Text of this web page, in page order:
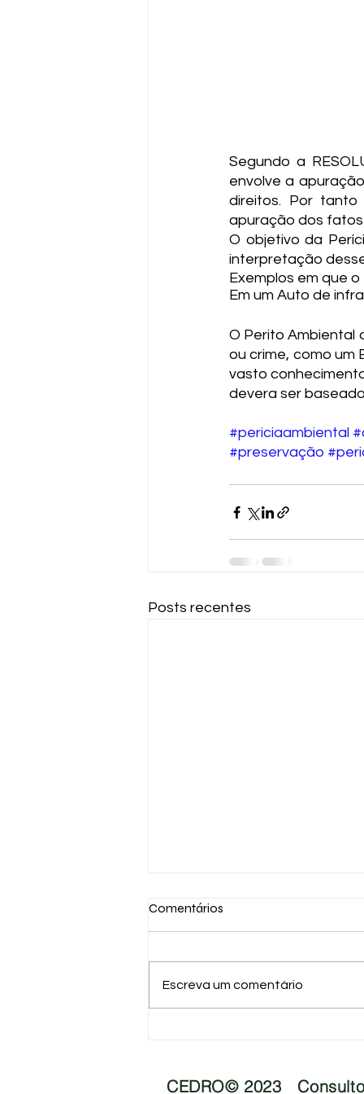
Segundo a
envolve a
direitos. Por
apuração dos
O objetivo da
interpretação
Exemplos em que
Em um Auto de
O Perito Ambiental
ou crime, como um
vasto
devera ser
#periciaambiental
#preservação
Posts recentes
Comentários
Escreva um comentário
CEDRO© 2023